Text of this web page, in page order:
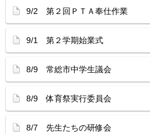
9/2 第２回ＰＴＡ奉仕作業
9/1 第２学期始業式
8/9 常総市中学生議会
8/9 体育祭実行委員会
8/7 先生たちの研修会